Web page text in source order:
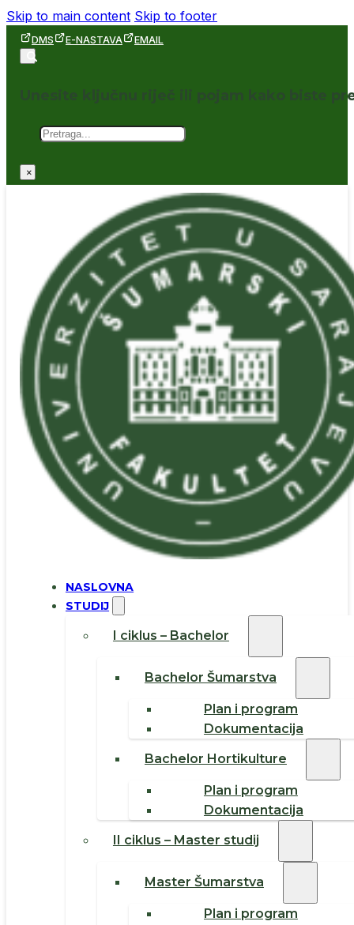
Skip to main content Skip to footer
DMS E-NASTAVA EMAIL
Unesite ključnu riječ ili pojam kako biste
Pretraga
×
NASLOVNA
STUDIJ
I ciklus – Bachelor
Bachelor Šumarstva
Plan i program
Dokumentacija
Bachelor Hortikulture
Plan i program
Dokumentacija
II ciklus – Master studij
Master Šumarstva
Plan i program